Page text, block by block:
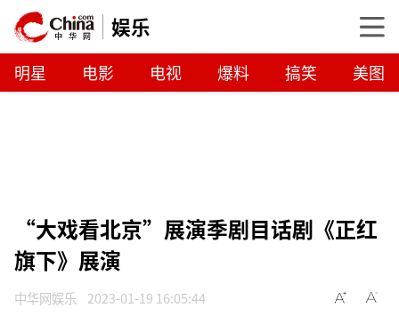
娱乐
明星 电影 电视 爆料 搞笑 美图
“大戏看北京”展演季剧目话剧《正红
旗下》展演
中华网娱乐 2023-01-19 16:05:44